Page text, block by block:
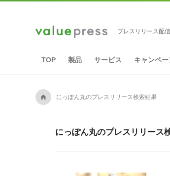
プレスリリース配
TOP 製品 サービス キャンペー
A にっぽん丸のプレスリリース検索結果
にっぽん丸のプレスリリース